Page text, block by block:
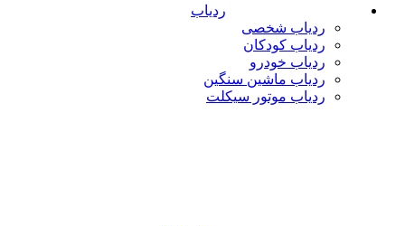
ردیاب
ردیاب شخصی
ردیاب کودکان
ردیاب خودرو
ردیاب ماشین سنگین
ردیاب موتور سیکلت